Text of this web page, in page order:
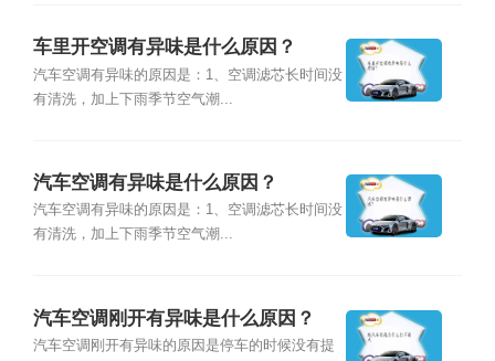
车里开空调有异味是什么原因？
汽车空调有异味的原因是：1、空调滤芯长时间没
有清洗，加上下雨季节空气潮...
汽车空调有异味是什么原因？
汽车空调有异味的原因是：1、空调滤芯长时间没
有清洗，加上下雨季节空气潮...
汽车空调刚开有异味是什么原因？
汽车空调刚开有异味的原因是停车的时候没有提